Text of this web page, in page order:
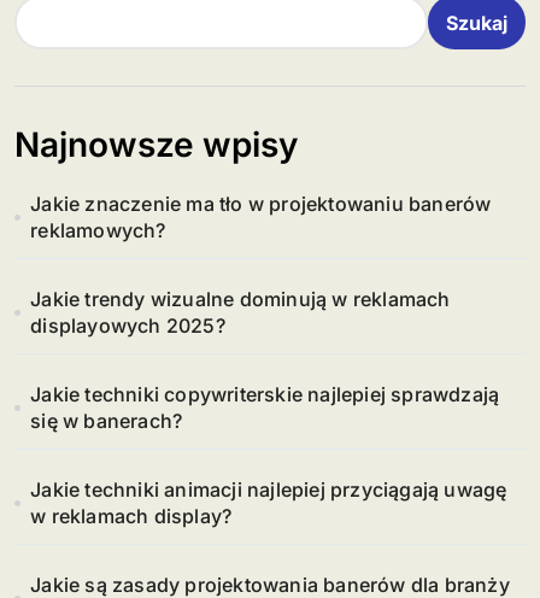
Szukaj
Najnowsze wpisy
Jakie znaczenie ma tło w projektowaniu banerów
reklamowych?
Jakie trendy wizualne dominują w reklamach
displayowych 2025?
Jakie techniki copywriterskie najlepiej sprawdzają
się w banerach?
Jakie techniki animacji najlepiej przyciągają uwagę
w reklamach display?
Jakie są zasady projektowania banerów dla branży